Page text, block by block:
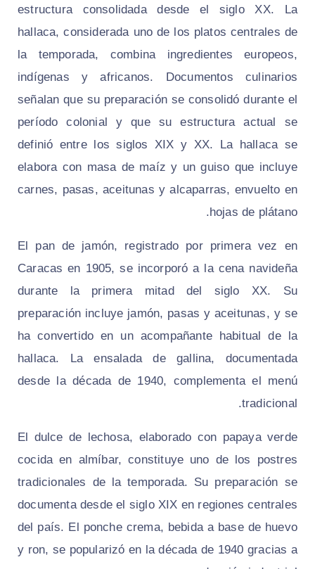
estructura consolidada desde el siglo XX. La
hallaca, considerada uno de los platos centrales de
la temporada, combina ingredientes europeos,
indígenas y africanos. Documentos culinarios
señalan que su preparación se consolidó durante el
período colonial y que su estructura actual se
definió entre los siglos XIX y XX. La hallaca se
elabora con masa de maíz y un guiso que incluye
carnes, pasas, aceitunas y alcaparras, envuelto en
hojas de plátano.
El pan de jamón, registrado por primera vez en
Caracas en 1905, se incorporó a la cena navideña
durante la primera mitad del siglo XX. Su
preparación incluye jamón, pasas y aceitunas, y se
ha convertido en un acompañante habitual de la
hallaca. La ensalada de gallina, documentada
desde la década de 1940, complementa el menú
tradicional.
El dulce de lechosa, elaborado con papaya verde
cocida en almíbar, constituye uno de los postres
tradicionales de la temporada. Su preparación se
documenta desde el siglo XIX en regiones centrales
del país. El ponche crema, bebida a base de huevo
y ron, se popularizó en la década de 1940 gracias a